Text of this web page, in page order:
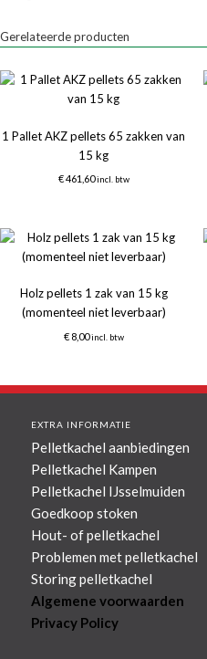
15
aantal
Gerelateerde producten
1 Pallet AKZ pellets 65 zakken van
15 kg
€461,60 incl. btw
Holz pellets 1 zak van 15 kg
(momenteel niet leverbaar)
€8,00 incl. btw
EXTRA INFORMATIE
Pelletkachel aanbiedingen
Pelletkachel Kampen
Pelletkachel IJsselmuiden
Goedkoop stoken
Hout- of pelletkachel
Problemen met pelletkachel
Storing pelletkachel
Algemene voorwaarden
Privacy Policy